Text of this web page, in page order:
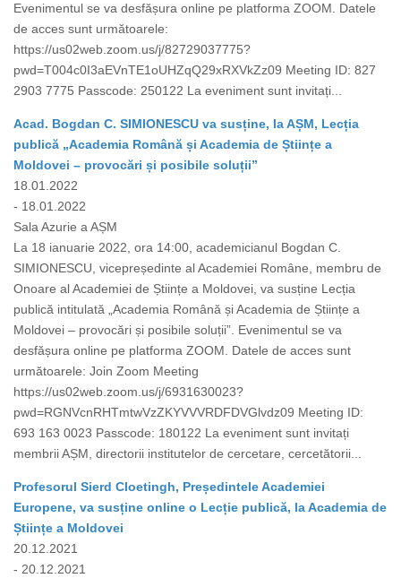
Evenimentul se va desfășura online pe platforma ZOOM. Datele
de acces sunt următoarele:
https://us02web.zoom.us/j/82729037775?
pwd=T004c0I3aEVnTE1oUHZqQ29xRXVkZz09 Meeting ID: 827
2903 7775 Passcode: 250122 La eveniment sunt invitați...
Acad. Bogdan C. SIMIONESCU va susține, la AȘM, Lecția
publică „Academia Română și Academia de Științe a
Moldovei – provocări și posibile soluții”
18.01.2022
- 18.01.2022
Sala Azurie a AȘM
La 18 ianuarie 2022, ora 14:00, academicianul Bogdan C.
SIMIONESCU, vicepreședinte al Academiei Române, membru de
Onoare al Academiei de Științe a Moldovei, va susține Lecția
publică intitulată „Academia Română și Academia de Științe a
Moldovei – provocări și posibile soluții”. Evenimentul se va
desfășura online pe platforma ZOOM. Datele de acces sunt
următoarele: Join Zoom Meeting
https://us02web.zoom.us/j/6931630023?
pwd=RGNVcnRHTmtwVzZKYVVVRDFDVGlvdz09 Meeting ID:
693 163 0023 Passcode: 180122 La eveniment sunt invitați
membrii AȘM, directorii institutelor de cercetare, cercetătorii...
Profesorul Sierd Cloetingh, Președintele Academiei
Europene, va susține online o Lecție publică, la Academia de
Științe a Moldovei
20.12.2021
- 20.12.2021